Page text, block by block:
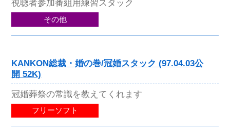
視聴者参加番組用練習スタック
その他
KANKON総裁・婚の巻/冠婚スタック (97.04.03公
開 52K)
冠婚葬祭の常識を教えてくれます
フリーソフト